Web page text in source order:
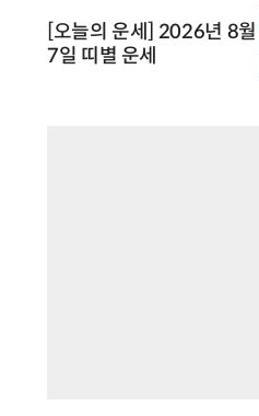
[오늘의 운세] 2026년 8월
7일 띠별 운세